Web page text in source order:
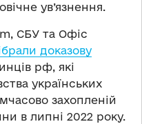
ув’язнення.
СБУ та Офіс
доказову
рф, які
українських
захопленій
в липні 2022 року.